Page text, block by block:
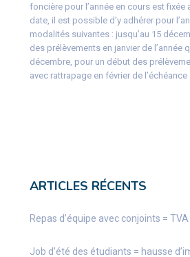
foncière pour l’année en cours est fixée
date, il est possible d’y adhérer pour
modalités suivantes : jusqu’au 15
des prélèvements en janvier de l’année
décembre, pour un début des
avec rattrapage en février de l’échéance
ARTICLES RÉCENTS
Repas d’équipe avec conjoints =
Job d’été des étudiants = hausse